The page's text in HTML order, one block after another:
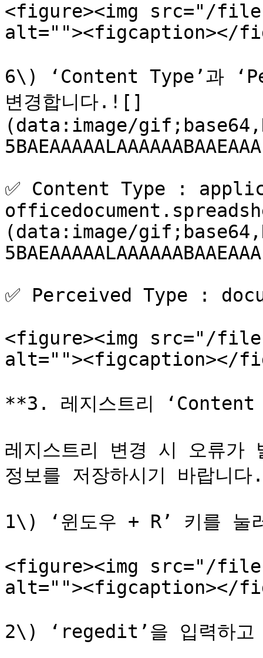
<figure><img src="/files/
alt=""><figcaption></
6\) ‘Content Type’과
변경합니다.![]
(data:image/
✅ Content Type :
(data:image/
✅ Perceived Type :
<figure><img src="/files/
alt=""><figcaption></
**3. 레지스트리 ‘Content
레지스트리 변경 시 오류
정보를 저장하시기 바랍니다.
1\) ‘윈도우 + R’ 키를 눌
<figure><img src="/
alt=""><figcaption></
2\) ‘regedit’을 입력하고